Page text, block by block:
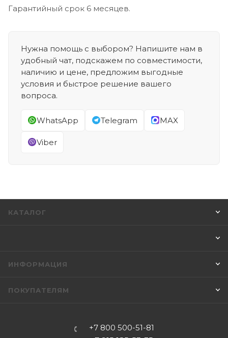
Гарантийный срок 6 месяцев.
Нужна помощь с выбором? Напишите нам в
удобный чат, подскажем по совместимости,
наличию и цене, предложим выгодные
условия и быстрое решение вашего
вопроса.
WhatsApp Telegram MAX
Viber
КАТАЛОГ
ИНФОРМАЦИЯ
ПОКУПАТЕЛЯМ
+7 800 500-51-81